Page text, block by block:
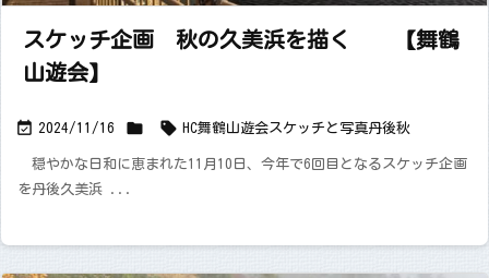
スケッチ企画 秋の久美浜を描く 【舞鶴
山遊会】
 2024/11/16   HC舞鶴山遊会スケッチと写真丹後秋
穏やかな日和に恵まれた11月10日、今年で6回目となるスケッチ企画
を丹後久美浜 ...